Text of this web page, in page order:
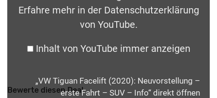
Erfahre mehr in der Datenschutzerklärung
von YouTube.
Inhalt von YouTube immer anzeigen
„VW Tiguan Facelift (2020): Neuvorstellung –
erste Fahrt – SUV – Info“ direkt öffnen
Bewerte diesen Deal